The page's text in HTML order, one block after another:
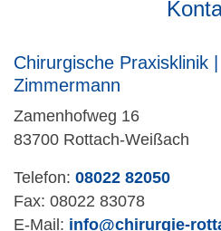
Chirurgische Praxisklinik
Zimmermann
Zamenhofweg 16
83700 Rottach-Weißach
Telefon: 08022 82050
Fax: 08022 83078
E-Mail: info@chirurgie-